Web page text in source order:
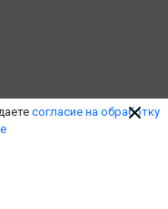
согласие на обработку